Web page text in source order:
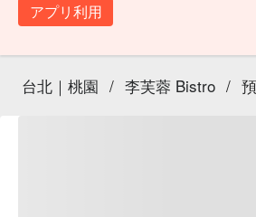
アプリ利用
台北｜桃園 / 李芙蓉 Bistro /